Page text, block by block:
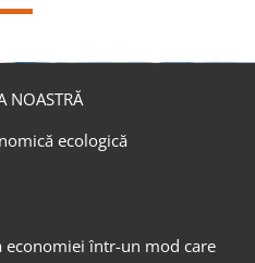
NOASTRĂ
ecologică
economiei într-un mod care